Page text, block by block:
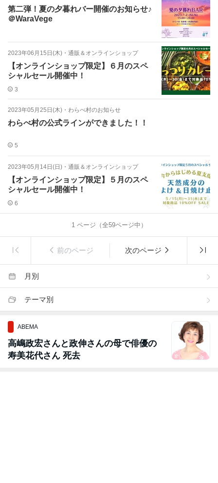
第二弾！夏の夕暮れバー開催のお知らせ♪
＠WaraVege
2023年06月15日(木) ・ 通販＆オンラインショップ
【オンラインショップ限定】６月のスペ
シャルセール開催中！
3
2023年05月25日(木) ・ わらべ村のお知らせ
わらべ村の公式ラインができました！！
5
2023年05月14日(日) ・ 通販＆オンラインショップ
【オンラインショップ限定】５月のスペ
シャルセール開催中！
6
1ページ（全59ページ中）
前のページ 次のページ
月別
テーマ別
ABEMA
高嶋政宏さんと政伸さんの母で俳優の
寿美花代さん 死去